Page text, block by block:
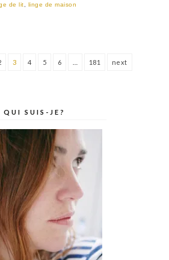
de lit
linge de maison
3 4 5 6 181 next
QUI SUIS-JE?